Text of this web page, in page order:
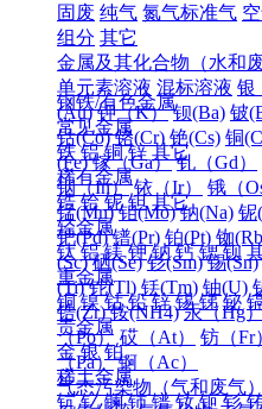
固废 纯气 氮气标准气
组分 其它
金属及其化合物（水和废
单元素溶液 混标溶液 银
(Au) 钾（K） 钡(Ba) 铍
钴(Co) 铬(Cr) 铯(Cs) 铜
(Fe) 镓（Ga） 钆（Gd）
铟（In） 铱（Ir） 锇（
锰(Mn) 钼(Mo) 钠(Na) 铌
钯(Pd) 镨(Pr) 铂(Pt) 铷
(Sc) 硒(Se) 钐(Sm) 锡(Sn)
(Ti) 铊(Tl) 铥(Tm) 铀(U)
锆(Zr) 铵(NH4) 汞（Hg
（Po） 砹（At） 钫（Fr
（Pa） 锕（Ac）
气态污染物（气和废气）
钢铁/有色金属
常见金属
铁 铝 铜 锌 其它
稀有金属
锆 铪 铌 钽 其它
轻金属
钛 铝 镁 钾 钠 钙 锶 钡
重金属
铜 镍 钴 铅 锌 锡 锑 铋
贵金属
金 银 铂
稀土金属
钪 钇 镧 铈 镨 钕 钷 钐